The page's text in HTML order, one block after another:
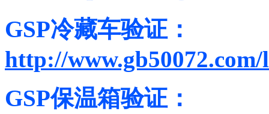
GSP冷藏车验证：
http://
GSP保温箱验证：